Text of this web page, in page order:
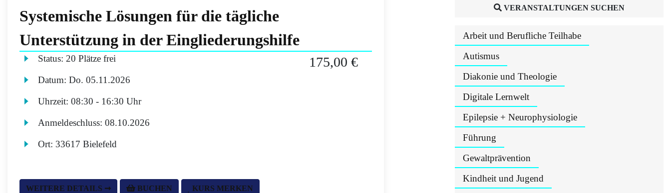
Systemische Lösungen für die tägliche
Unterstützung in der Eingliederungshilfe
Status: 20 Plätze frei
Datum:Do. 05.11.2026
Uhrzeit:08:30 - 16:30 Uhr
Anmeldeschluss:08.10.2026
Ort: 33617 Bielefeld
175,00 €
WEITERE DETAILS ➞ BUCHEN KURS MERKEN
VERANSTALTUNGEN SUCHEN
Arbeit und Berufliche Teilhabe
Autismus
Diakonie und Theologie
Digitale Lernwelt
Epilepsie + Neurophysiologie
Führung
Gewaltprävention
Kindheit und Jugend